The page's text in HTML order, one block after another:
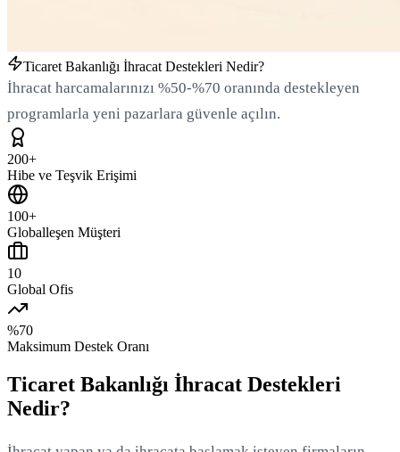
Ticaret Bakanlığı İhracat Destekleri Nedir?
İhracat harcamalarınızı %50-%70 oranında destekleyen
programlarla yeni pazarlara güvenle açılın.
200+
Hibe ve Teşvik Erişimi
100+
Globalleşen Müşteri
10
Global Ofis
%70
Maksimum Destek Oranı
Ticaret Bakanlığı İhracat Destekleri
Nedir?